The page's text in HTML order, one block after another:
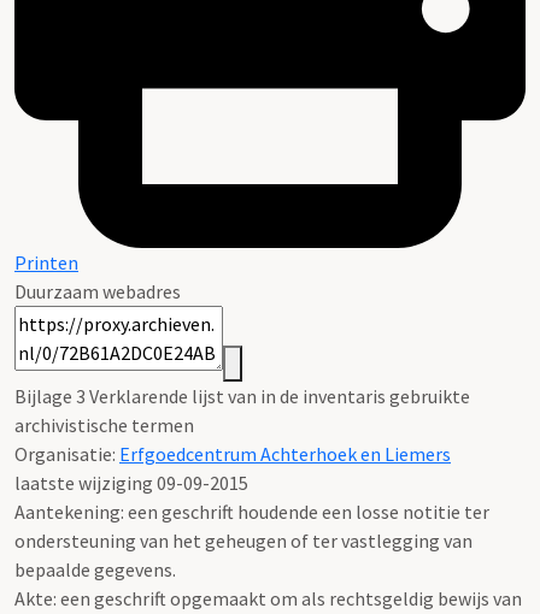
Printen
Duurzaam webadres
Bijlage 3 Verklarende lijst van in de inventaris gebruikte
archivistische termen
Organisatie: Erfgoedcentrum Achterhoek en Liemers
laatste wijziging 09-09-2015
Aantekening: een geschrift houdende een losse notitie ter
ondersteuning van het geheugen of ter vastlegging van
bepaalde gegevens.
Akte: een geschrift opgemaakt om als rechtsgeldig bewijs van